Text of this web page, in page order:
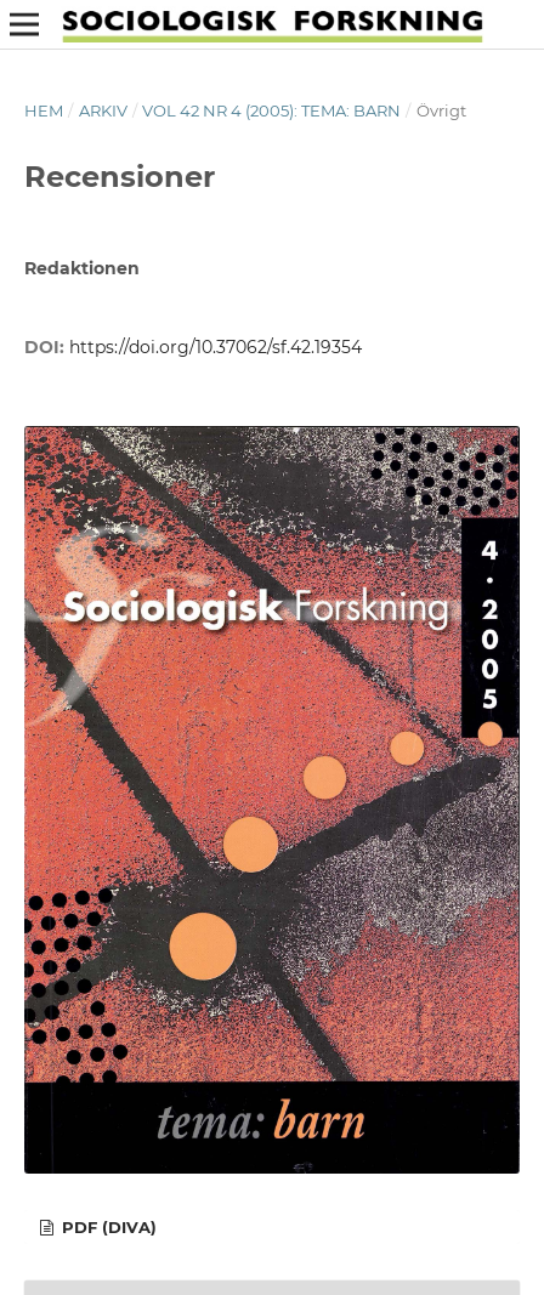
HEM / ARKIV / VOL 42 NR 4 (2005): TEMA: BARN / Övrigt
Recensioner
Redaktionen
DOI: https://doi.org/10.37062/sf.42.19354
PDF (DIVA)